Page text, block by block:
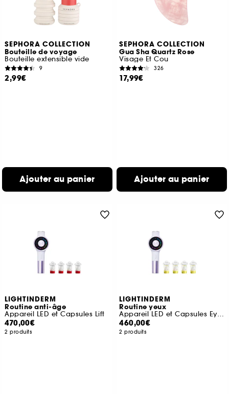
SEPHORA COLLECTION
Bouteille de voyage
Bouteille extensible vide
9
2,99€
Ajouter au panier
SEPHORA COLLECTION
Gua Sha Quartz Rose
Visage Et Cou
326
17,99€
Ajouter au panier
LIGHTINDERM
Routine anti-âge
Appareil LED et Capsules Lift
470,00€
2 produits
LIGHTINDERM
Routine yeux
Appareil LED et Capsules Eyes
460,00€
2 produits